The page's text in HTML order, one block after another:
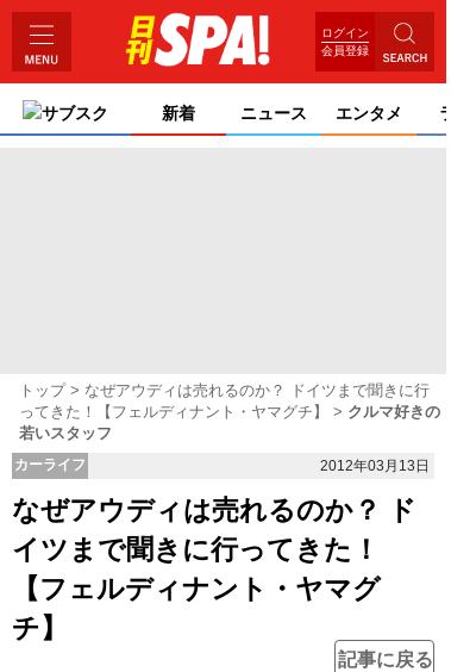
ログイン
会員登録
サブスク 新着 ニュース エンタメ
トップ
なぜアウディは売れるのか？ ドイツまで聞きに行
ってきた！【フェルディナント・ヤマグチ】
クルマ好きの
若いスタッフ
カーライフ 2012年03月13日
なぜアウディは売れるのか？ ド
イツまで聞きに行ってきた！
【フェルディナント・ヤマグ
チ】
記事に戻る